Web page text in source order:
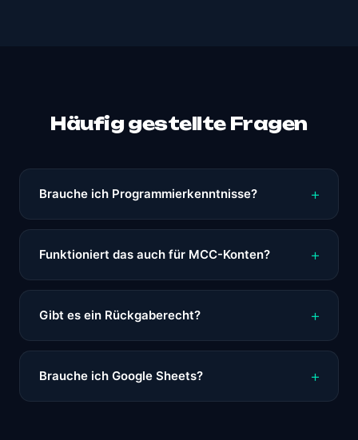
Häufig gestellte Fragen
Brauche ich Programmierkenntnisse?
Funktioniert das auch für MCC-Konten?
Gibt es ein Rückgaberecht?
Brauche ich Google Sheets?